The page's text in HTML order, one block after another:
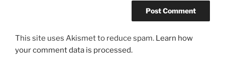
This site uses Akismet to reduce spam. Learn how
your comment data is processed.